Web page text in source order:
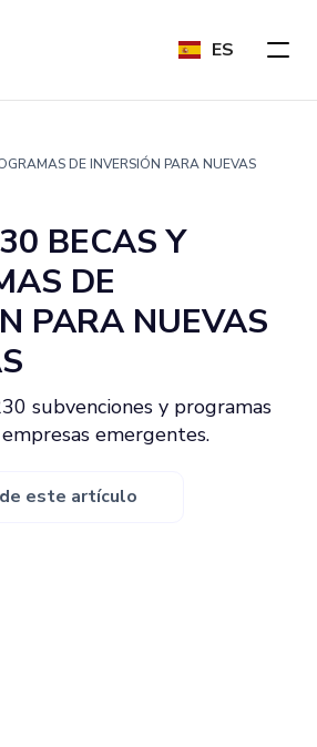
ES
DE INVERSIÓN PARA NUEVAS
BECAS Y
DE
PARA NUEVAS
subvenciones y programas
emergentes.
este artículo